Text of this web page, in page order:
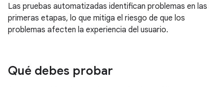
Las pruebas automatizadas identifican problemas en las
primeras etapas, lo que mitiga el riesgo de que los
problemas afecten la experiencia del usuario.
Qué debes probar